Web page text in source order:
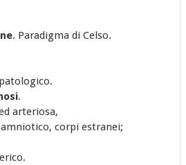
. Paradigma di Celso.
.
arteriosa,
corpi estranei;